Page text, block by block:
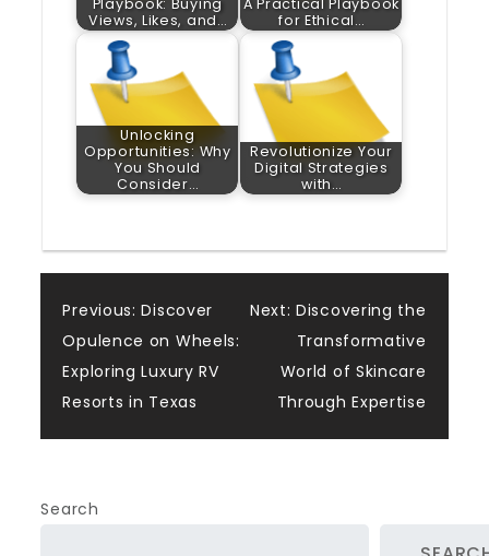
Playbook: Buying
Views, Likes, and…
A Practical Playbook
for Ethical…
Unlocking
Opportunities: Why
You Should
Consider…
Revolutionize Your
Digital Strategies
with…
Post
navigation
Previous: Discover
Opulence on Wheels:
Exploring Luxury RV
Resorts in Texas
Next: Discovering the
Transformative
World of Skincare
Through Expertise
Search